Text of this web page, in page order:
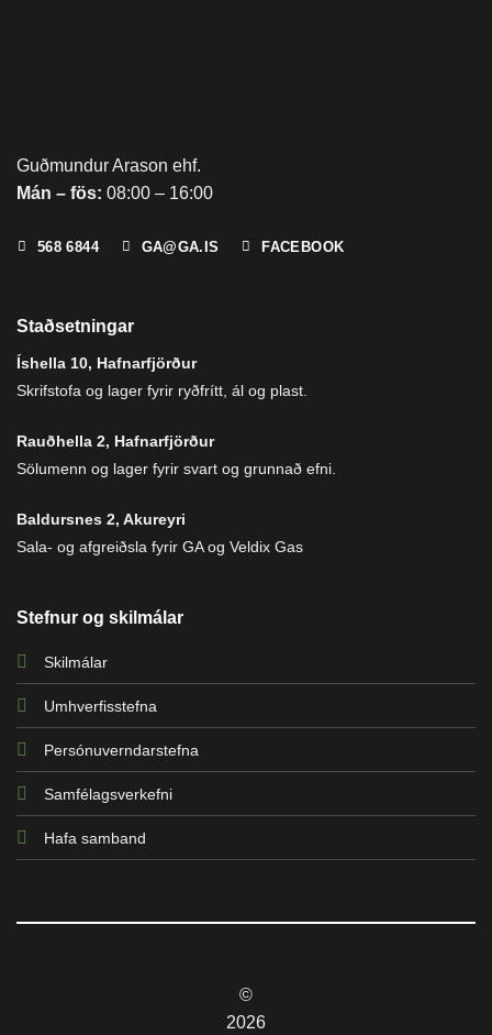
Guðmundur Arason ehf.
Mán – fös: 08:00 – 16:00
568 6844 GA@GA.IS FACEBOOK
Staðsetningar
Íshella 10, Hafnarfjörður
Skrifstofa og lager fyrir ryðfrítt, ál og plast.
Rauðhella 2, Hafnarfjörður
Sölumenn og lager fyrir svart og grunnað efni.
Baldursnes 2, Akureyri
Sala- og afgreiðsla fyrir GA og Veldix Gas
Stefnur og skilmálar
Skilmálar
Umhverfisstefna
Persónuverndarstefna
Samfélagsverkefni
Hafa samband
©
2026